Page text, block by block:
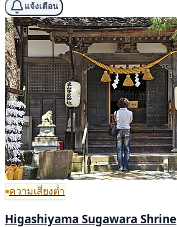
แจ้งเตือน
ความเสี่ยงต่ำ
Higashiyama Sugawara Shrine